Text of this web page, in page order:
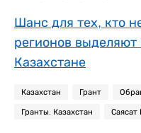
Шанс для тех, кто
регионов выделяют
Казахстане
Казахстан Грант
Гранты. Казахстан Саясат